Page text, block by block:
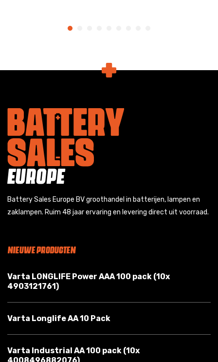
Battery Sales Europe BV groothandel in batterijen, lampen en
zaklampen. Ruim 48 jaar ervaring en levering direct uit voorraad.
NIEUWE PRODUCTEN
Varta LONGLIFE Power AAA 100 pack (10x
4903121761)
Varta Longlife AA 10 Pack
Varta Industrial AA 100 pack (10x